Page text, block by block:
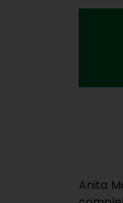
Anita